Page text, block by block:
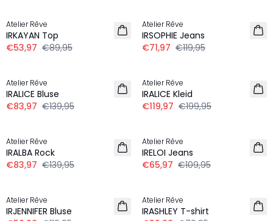
Atelier Rêve
IRKAYAN Top
€53,97 €89,95
Atelier Rêve
IRSOPHIE Jeans
€71,97 €119,95
Atelier Rêve
IRALICE Bluse
€83,97 €139,95
Atelier Rêve
IRALICE Kleid
€119,97 €199,95
LEINEN
Atelier Rêve
IRALBA Rock
€83,97 €139,95
Atelier Rêve
IRELOI Jeans
€65,97 €109,95
Atelier Rêve
IRJENNIFER Bluse
Atelier Rêve
IRASHLEY T-shirt